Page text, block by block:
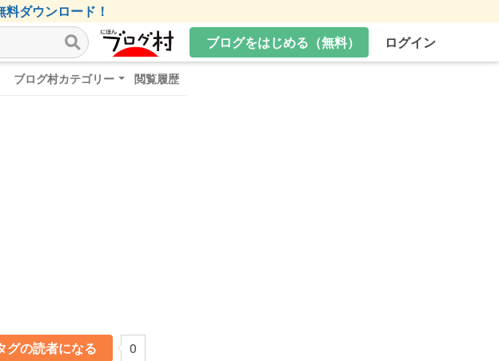
ダウンロード！
ブログをはじめる（無料）
ログイン
ブログ村カテゴリー 閲覧履歴
グの読者になる 0